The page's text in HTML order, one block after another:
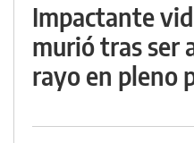
Impactante
murió tras ser
rayo en pleno